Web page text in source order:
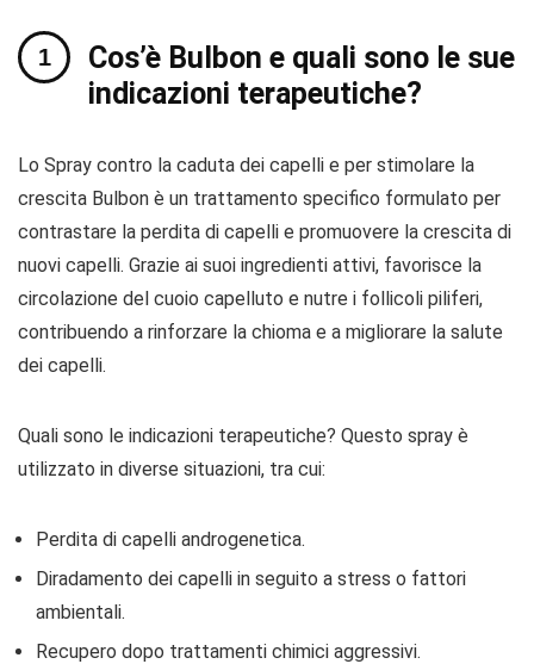
Cos’è Bulbon e quali sono le sue
indicazioni terapeutiche?
Lo Spray contro la caduta dei capelli e per stimolare la
crescita Bulbon è un trattamento specifico formulato per
contrastare la perdita di capelli e promuovere la crescita di
nuovi capelli. Grazie ai suoi ingredienti attivi, favorisce la
circolazione del cuoio capelluto e nutre i follicoli piliferi,
contribuendo a rinforzare la chioma e a migliorare la salute
dei capelli.
Quali sono le indicazioni terapeutiche? Questo spray è
utilizzato in diverse situazioni, tra cui:
Perdita di capelli androgenetica.
Diradamento dei capelli in seguito a stress o fattori
ambientali.
Recupero dopo trattamenti chimici aggressivi.